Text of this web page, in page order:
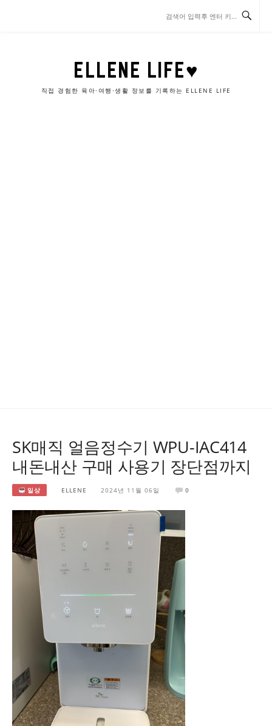
ELLENE LIFE♥
직접 경험한 육아·여행·생활 정보를 기록하는 ELLENE LIFE
SK매직 얼음정수기 WPU-IAC414
내돈내산 구매 사용기 장단점까지
일상 ELLENE 2024년 11월 06일 0